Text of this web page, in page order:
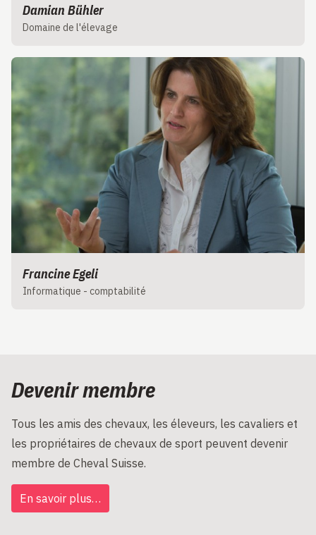
Damian Bühler
Domaine de l'élevage
Francine Egeli
Informatique - comptabilité
Devenir membre
Tous les amis des chevaux, les éleveurs, les cavaliers et
les propriétaires de chevaux de sport peuvent devenir
membre de Cheval Suisse.
En savoir plus…